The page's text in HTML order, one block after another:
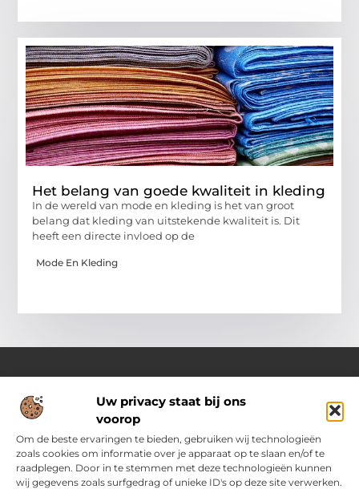
Uw privacy staat bij ons
voorop
Om de beste ervaringen te bieden, gebruiken wij technologieën
zoals cookies om informatie over je apparaat op te slaan en/of te
raadplegen. Door in te stemmen met deze technologieën kunnen
wij gegevens zoals surfgedrag of unieke ID's op deze site verwerken.
Het belang van goede kwaliteit in kleding
In de wereld van mode en kleding is het van groot
belang dat kleding van uitstekende kwaliteit is. Dit
heeft een directe invloed op de
Mode En Kleding
Over Ozoleukekleding.nl
Jouw inspiratiebron voor stijlvolle en praktische modetips
Laat je verrassen door onze gevarieerde blogs vol trends,
kledingadvies en creatieve ideeën. Ontdek hoe je met slimme
tips en originele inspiratie elke dag met flair en zelfvertrouwen
voor de dag komt.